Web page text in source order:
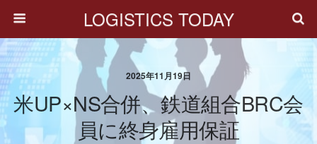
LOGISTICS TODAY
2025年11月19日
米UP×NS合併、鉄道組合BRC会
員に終身雇用保証